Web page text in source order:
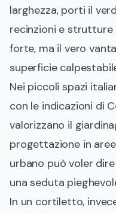
larghezza, porti il
recinzioni e strutture
forte, ma il vero
superficie
Nei piccoli spazi
con le indicazioni di
valorizzano il
progettazione in
urbano può voler
una seduta
In un cortiletto,